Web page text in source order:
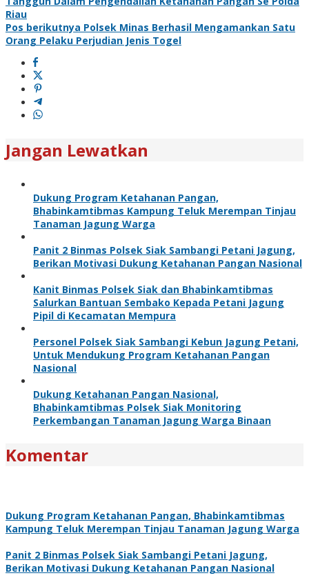
Riau
Pos berikutnya Polsek Minas Berhasil Mengamankan Satu
Orang Pelaku Perjudian Jenis Togel
Jangan Lewatkan
Dukung Program Ketahanan Pangan,
Bhabinkamtibmas Kampung Teluk Merempan Tinjau
Tanaman Jagung Warga
Panit 2 Binmas Polsek Siak Sambangi Petani Jagung,
Berikan Motivasi Dukung Ketahanan Pangan Nasional
Kanit Binmas Polsek Siak dan Bhabinkamtibmas
Salurkan Bantuan Sembako Kepada Petani Jagung
Pipil di Kecamatan Mempura
Personel Polsek Siak Sambangi Kebun Jagung Petani,
Untuk Mendukung Program Ketahanan Pangan
Nasional
Dukung Ketahanan Pangan Nasional,
Bhabinkamtibmas Polsek Siak Monitoring
Perkembangan Tanaman Jagung Warga Binaan
Komentar
Dukung Program Ketahanan Pangan, Bhabinkamtibmas
Kampung Teluk Merempan Tinjau Tanaman Jagung Warga
Panit 2 Binmas Polsek Siak Sambangi Petani Jagung,
Berikan Motivasi Dukung Ketahanan Pangan Nasional